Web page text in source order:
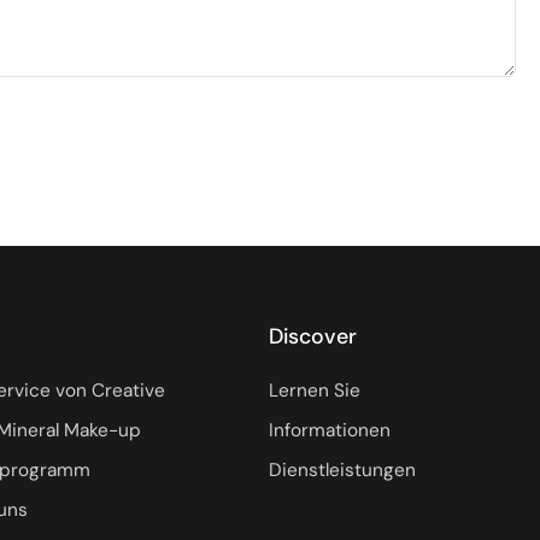
von Creative
Make-up
Discover
Lernen Sie
Informationen
Dienstleistungen